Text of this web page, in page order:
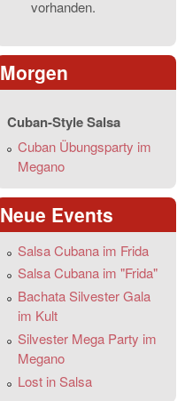
vorhanden.
Morgen
Cuban-Style Salsa
Cuban Übungsparty im
Megano
Neue Events
Salsa Cubana im Frida
Salsa Cubana im "Frida"
Bachata Silvester Gala
im Kult
Silvester Mega Party im
Megano
Lost in Salsa